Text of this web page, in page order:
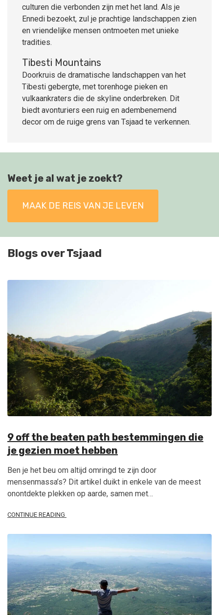
culturen die verbonden zijn met het land. Als je
Ennedi bezoekt, zul je prachtige landschappen zien
en vriendelijke mensen ontmoeten met unieke
tradities.
Tibesti Mountains
Doorkruis de dramatische landschappen van het
Tibesti gebergte, met torenhoge pieken en
vulkaankraters die de skyline onderbreken. Dit
biedt avonturiers een ruig en adembenemend
decor om de ruige grens van Tsjaad te verkennen.
Weet je al wat je zoekt?
MAAK DE REIS VAN JE LEVEN
Blogs over Tsjaad
9 off the beaten path bestemmingen die
je gezien moet hebben
Ben je het beu om altijd omringd te zijn door
mensenmassa’s? Dit artikel duikt in enkele van de meest
onontdekte plekken op aarde, samen met…
CONTINUE READING